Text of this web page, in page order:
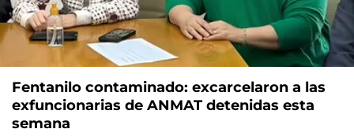
Fentanilo contaminado: excarcelaron a las
exfuncionarias de ANMAT detenidas esta
semana